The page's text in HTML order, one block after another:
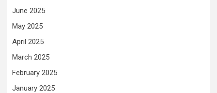
June 2025
May 2025
April 2025
March 2025
February 2025
January 2025